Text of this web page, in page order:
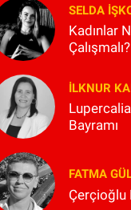
SELDA
Kadınlar
Çalışmalı?
İLKNUR
Bayramı
FATMA
Çerçioğlu